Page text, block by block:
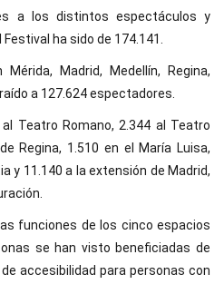
a los distintos espectáculos y
ha sido de 174.141.
Madrid, Medellín, Regina,
a 127.624 espectadores.
Teatro Romano, 2.344 al Teatro
Regina, 1.510 en el María Luisa,
y 11.140 a la extensión de Madrid,
funciones de los cinco espacios
se han visto beneficiadas de
accesibilidad para personas con